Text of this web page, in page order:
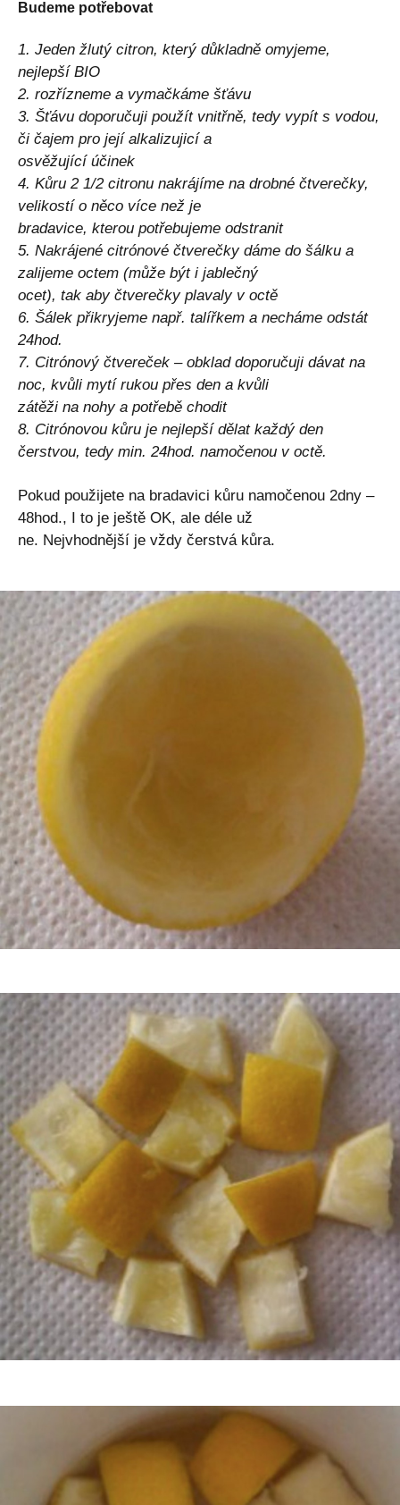
Budeme potřebovat
1. Jeden žlutý citron, který důkladně omyjeme,
nejlepší BIO
2. rozřízneme a vymačkáme šťávu
3. Šťávu doporučuji použít vnitřně, tedy vypít s vodou,
či čajem pro její alkalizujicí a
osvěžující účinek
4. Kůru 2 1/2 citronu nakrájíme na drobné čtverečky,
velikostí o něco více než je
bradavice, kterou potřebujeme odstranit
5. Nakrájené citrónové čtverečky dáme do šálku a
zalijeme octem (může být i jablečný
ocet), tak aby čtverečky plavaly v octě
6. Šálek přikryjeme např. talířkem a necháme odstát
24hod.
7. Citrónový čtvereček – obklad doporučuji dávat na
noc, kvůli mytí rukou přes den a kvůli
zátěži na nohy a potřebě chodit
8. Citrónovou kůru je nejlepší dělat každý den
čerstvou, tedy min. 24hod. namočenou v octě.
Pokud použijete na bradavici kůru namočenou 2dny –
48hod., I to je ještě OK, ale déle už
ne. Nejvhodnější je vždy čerstvá kůra.